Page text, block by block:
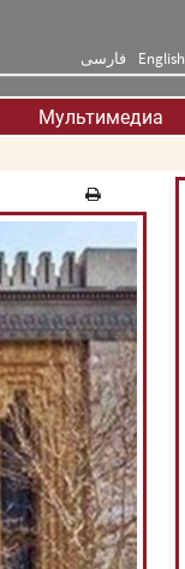
فارسی English
Мультимедиа